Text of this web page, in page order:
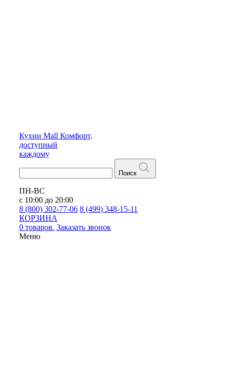
Кухни Mall Комфорт,
доступный
каждому
Поиск
ПН-ВС
с 10:00 до 20:00
8 (800) 302-77-06 8 (499) 348-15-11
КОРЗИНА
0 товаров. Заказать звонок
Меню